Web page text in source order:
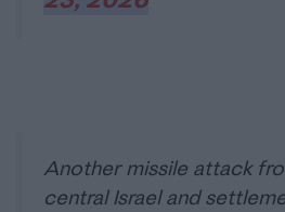
Another missile attack
central Israel and